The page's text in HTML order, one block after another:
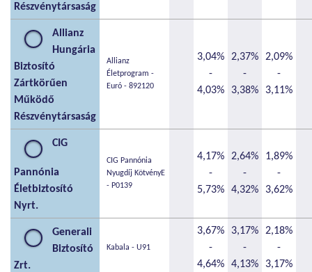
Részvénytársaság
Allianz
Hungária
Biztosító
Zártkörűen
Működő
Részvénytársaság
Allianz
Életprogram -
Euró - 892120
3,04%
-
4,03%
2,37%
-
3,38%
2,09%
-
3,11%
CIG
Pannónia
Életbiztosító
Nyrt.
CIG Pannónia
Nyugdíj KötvényE
- P0139
4,17%
-
5,73%
2,64%
-
4,32%
1,89%
-
3,62%
Generali
Biztosító
Zrt.
Kabala - U91
3,67%
-
4,64%
3,17%
-
4,13%
2,18%
-
3,17%